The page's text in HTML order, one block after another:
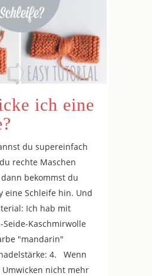
ich eine
du supereinfach
rechte Maschen
bekommst du
eine Schleife hin. Und
Ich hab mit
Seide-Kaschmirwolle
"mandarin"
4. Wenn
Umwicken nicht mehr